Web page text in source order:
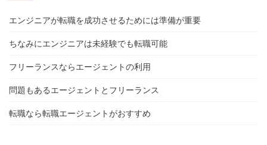
エンジニアが転職を成功させるためには準備が重要
ちなみにエンジニアは未経験でも転職可能
フリーランスならエージェントの利用
問題もあるエージェントとフリーランス
転職なら転職エージェントがおすすめ